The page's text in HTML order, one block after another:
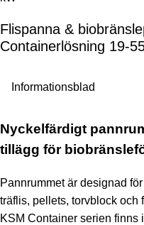
Flispanna &
Containerlösning 19-
Informationsblad
Nyckelfärdigt
tillägg för
Pannrummet är designad
träflis, pellets, torvblock och
KSM Container serien finns